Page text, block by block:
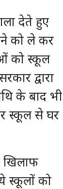
देते हुए
को ले कर
को स्कूल
द्वारा
के बाद भी
स्कूल से घर
खिलाफ
स्कूलों को